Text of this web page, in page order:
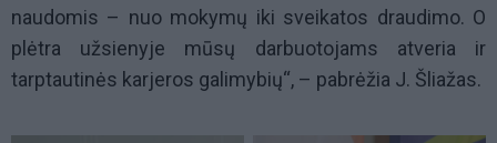
naudomis – nuo mokymų iki sveikatos draudimo. O
plėtra užsienyje mūsų darbuotojams atveria ir
tarptautinės karjeros galimybių“, – pabrėžia J. Šliažas.